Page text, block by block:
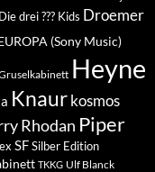
Die drei ??? Kids Droemer
(Sony Music)
Heyne
Knaur kosmos
Rhodan Piper
SFSilber Edition
TKKG Ulf Blanck